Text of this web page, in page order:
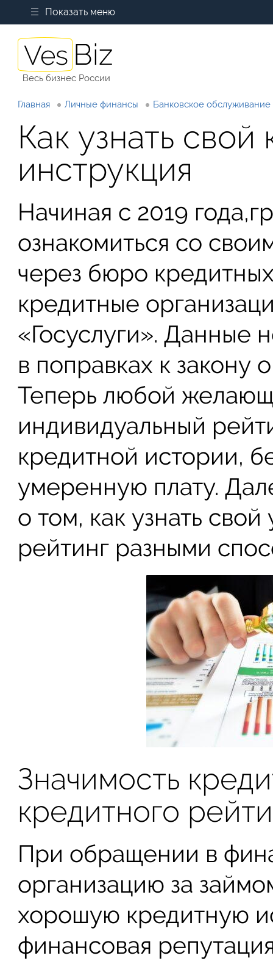
Показать меню
Весь бизнес России
Главная Личные финансы Банковское обслуживание
Как узнать
инструкция
Начиная с 2019
ознакомиться со
через бюро
кредитные
«Госуслуги». Данные
в поправках к закону
Теперь любой
индивидуальный
кредитной истории,
умеренную плату.
о том, как узнать
рейтинг разными
Значимость
кредитного
При обращении в
организацию за
хорошую кредитную
финансовая